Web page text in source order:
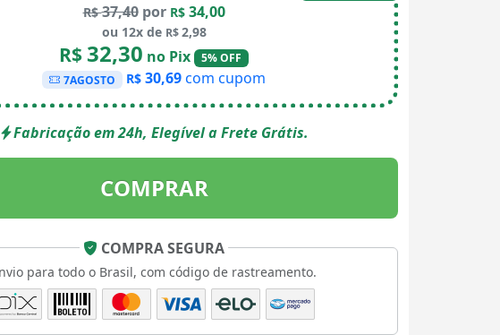
R$37,40por R$ 34,00
ou 12x de R$2,98
R$ 32,30 no Pix 5% OFF
7AGOSTO
R$ 30,69com cupom
Fabricação em 24h, Elegível a Frete Grátis.
COMPRAR
COMPRA SEGURA
para todo o Brasil, com código de rastreamento.